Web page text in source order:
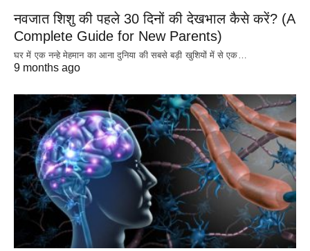
नवजात शिशु की पहले 30 दिनों की देखभाल कैसे करें? (A
Complete Guide for New Parents)
घर में एक नन्हे मेहमान का आना दुनिया की सबसे बड़ी खुशियों में से एक…
9 months ago